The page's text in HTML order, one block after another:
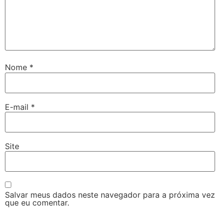
Nome *
E-mail *
Site
Salvar meus dados neste navegador para a próxima vez
que eu comentar.